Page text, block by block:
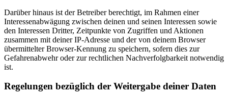
Darüber hinaus ist der Betreiber berechtigt, im Rahmen einer
Interessenabwägung zwischen deinen und seinen Interessen sowie
den Interessen Dritter, Zeitpunkte von Zugriffen und Aktionen
zusammen mit deiner IP-Adresse und der von deinem Browser
übermittelter Browser-Kennung zu speichern, sofern dies zur
Gefahrenabwehr oder zur rechtlichen Nachverfolgbarkeit notwendig
ist.
Regelungen bezüglich der Weitergabe deiner Daten